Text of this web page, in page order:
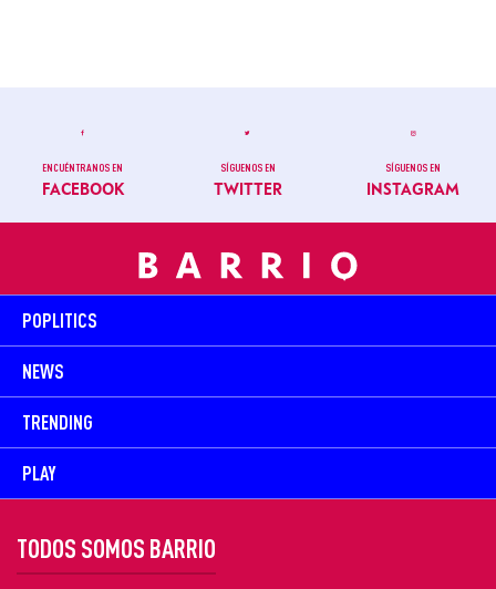
ENCUÉNTRANOS EN
FACEBOOK
SÍGUENOS EN
TWITTER
SÍGUENOS EN
INSTAGRAM
POPLITICS
NEWS
TRENDING
PLAY
TODOS SOMOS BARRIO